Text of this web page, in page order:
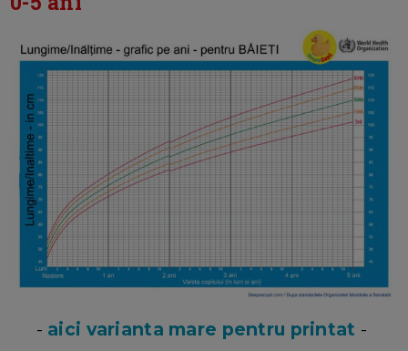
- aici varianta mare pentru printat -